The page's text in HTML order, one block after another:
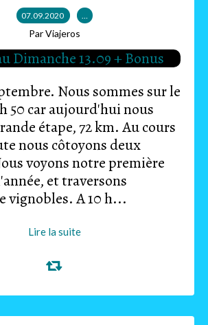
07.09.2020 …
Par Viajeros
Nous sommes sur le
50 car aujourd'hui nous
étape, 72 km. Au cours
nous côtoyons deux
voyons notre première
et traversons
vignobles. A 10 h...
Lire la suite